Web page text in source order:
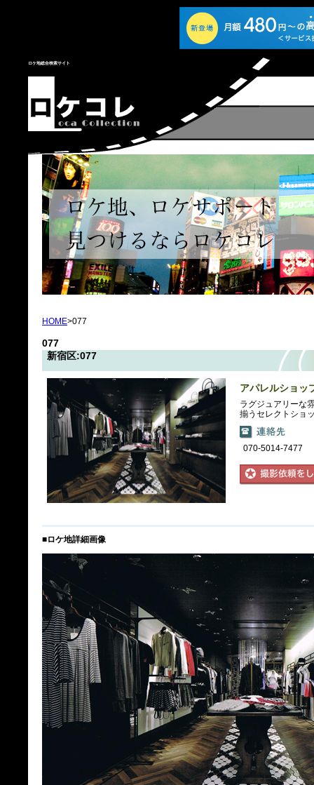
ロケ地総合検索サイト
HOME>077
077
新宿区:077
アパレルショッ
ラグジュアリーな
揃うセレクトショ
070-5014-7477
■ロケ地詳細画像